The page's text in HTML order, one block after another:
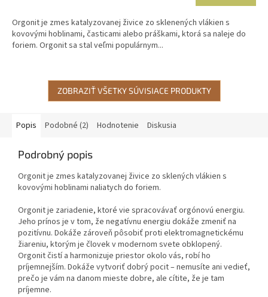
Orgonit je zmes katalyzovanej živice zo sklenených vlákien s
kovovými hoblinami, časticami alebo práškami, ktorá sa naleje do
foriem. Orgonit sa stal veľmi populárnym...
ZOBRAZIŤ VŠETKY SÚVISIACE PRODUKTY
Popis Podobné (2) Hodnotenie Diskusia
Podrobný popis
Orgonit je zmes katalyzovanej živice zo sklených vlákien s
kovovými hoblinami naliatych do foriem.
Orgonit je zariadenie, ktoré vie spracovávať orgónovú energiu.
Jeho prínos je v tom, že negatívnu energiu dokáže zmeniť na
pozitívnu. Dokáže zároveň pôsobiť proti elektromagnetickému
žiareniu, ktorým je človek v modernom svete obklopený.
Orgonit čistí a harmonizuje priestor okolo vás, robí ho
príjemnejším. Dokáže vytvoriť dobrý pocit – nemusíte ani vedieť,
prečo je vám na danom mieste dobre, ale cítite, že je tam
príjemne.